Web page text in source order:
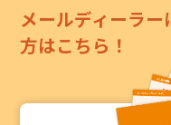
メールディーラ
方はこちら！